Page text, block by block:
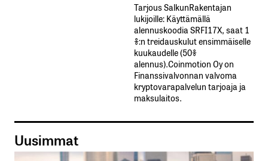
Tarjous SalkunRakentajan
lukijoille: Käyttämällä​ ​
alennuskoodia​ ​SRFI17X,​ ​saat​ ​1
%:n treidauskulut​ ​ensimmäiselle​ ​
kuukaudelle​ ​(50%​ ​
alennus).Coinmotion Oy on
Finanssivalvonnan valvoma
kryptovarapalvelun tarjoaja ja
maksulaitos.
Uusimmat